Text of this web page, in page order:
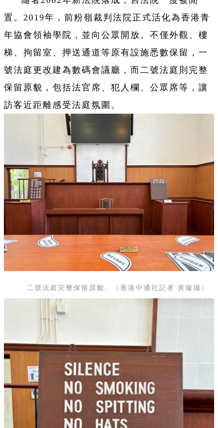
置。2019年，前粉嶺裁判法院正式活化為香港青
年協會領袖學院，並向公眾開放。不僅外觀、樓
梯、拘留室、押送通道等原有設施悉數保留，一
號法庭更改建為數碼會議廳，而二號法庭則完整
保留原貌，包括法官席、犯人欄、公眾席等，讓
訪客近距離感受法庭氛圍。
二號法庭完整保留原貌。（香港中通社記者 黃璇攝）